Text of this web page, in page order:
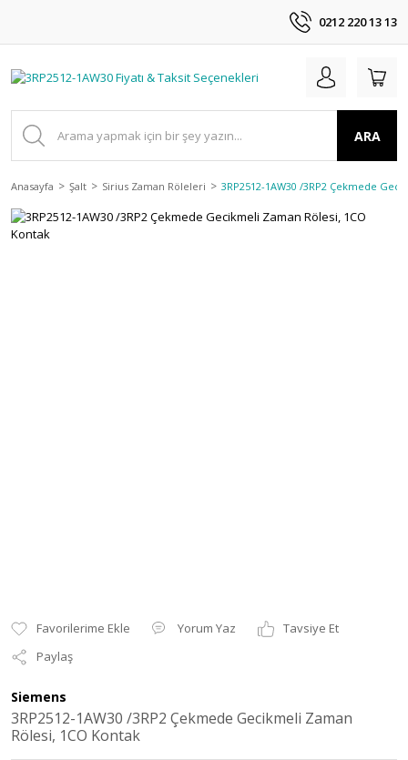
0212 220 13 13
ARA
Anasayfa Şalt Sirius Zaman Röleleri 3RP2512-1AW30 /3RP2 Çekmede
Yorum Yaz
Tavsiye Et
Paylaş
Siemens
3RP2512-1AW30 /3RP2 Çekmede Gecikmeli Zaman
Rölesi, 1CO Kontak